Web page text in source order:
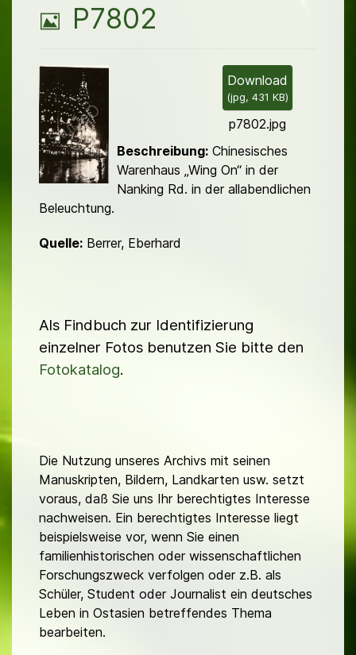
B
l
d
P7802
Download
(jpg, 431 KB)
p7802.jpg
Beschreibung:Chinesisches
Warenhaus „Wing On“ in der
Nanking Rd. in der allabend­lichen
Beleuchtung.
Quelle: Berrer, Eberhard
Als Findbuch zur Identifizierung
einzelner Fotos benutzen Sie bitte den
Fotokatalog.
Die Nutzung unseres Archivs mit seinen
Manuskripten, Bildern, Landkarten usw. setzt
voraus, daß Sie uns Ihr berechtigtes Interesse
nachweisen. Ein berechtigtes Interesse liegt
beispielsweise vor, wenn Sie einen
familienhistorischen oder wissenschaftlichen
Forschungszweck verfolgen oder z.B. als
Schüler, Student oder Journalist ein deutsches
Leben in Ostasien betreffendes Thema
bearbeiten.